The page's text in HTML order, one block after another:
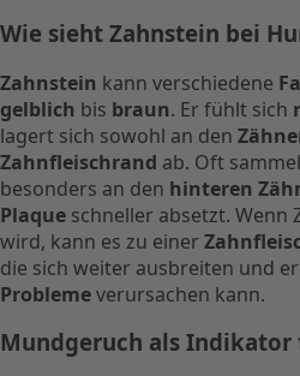
Wie sieht Zahnstein bei
Zahnstein kann verschiedene
gelblich bis braun. Er fühlt sich
lagert sich sowohl an den
Zahnfleischrand ab. Oft
besonders an den hinteren
Plaque schneller absetzt.
wird, kann es zu einer
die sich weiter ausbreiten und
Problemeverursachen kann.
Mundgeruch als Indikator